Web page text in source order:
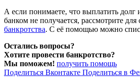
А если понимаете, что выплатить долг
банком не получается, рассмотрите для
банкротства. С её помощью можно
Остались вопросы?
Хотите провести банкротство?
Мы поможем! получить помощь
Поделиться Вконтакте Поделиться в